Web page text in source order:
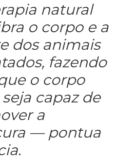
natural
o corpo e a
dos animais
fazendo
o corpo
capaz de
a
— pontua